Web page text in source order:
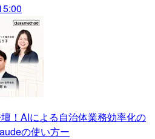
！AIによる自治体業務効率化の
の使い方ー